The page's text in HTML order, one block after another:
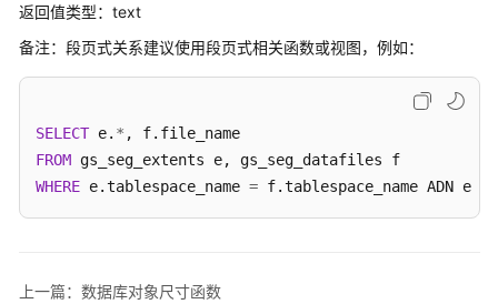
（集
中
开
发
指
布
返回值类型：text
备注：段页式关系建议使用段页式相关函数或视图，例如：
SELECT e. *
FROM
WHERE e.tablespace_name = f.tablespace_name ADN
上一篇：数据库对象尺寸函数